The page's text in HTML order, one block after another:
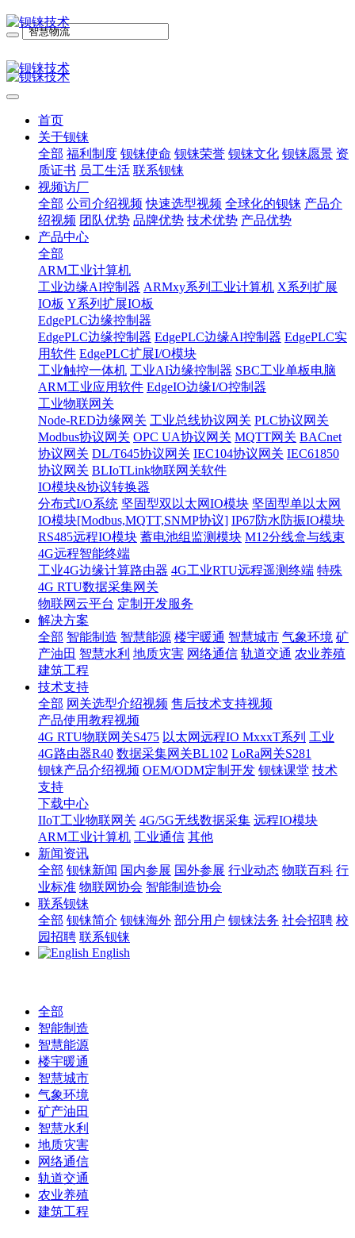
首页
关于钡铼
全部 福利制度 钡铼使命 钡铼荣誉 钡铼文化 钡铼愿景 资
质证书 员工生活 联系钡铼
视频访厂
全部 公司介绍视频 快速选型视频 全球化的钡铼 产品介
绍视频 团队优势 品牌优势 技术优势 产品优势
产品中心
全部
ARM工业计算机
工业边缘AI控制器 ARMxy系列工业计算机 X系列扩展
IO板 Y系列扩展IO板
EdgePLC边缘控制器
EdgePLC边缘控制器 EdgePLC边缘AI控制器 EdgePLC实
用软件 EdgePLC扩展I/O模块
工业触控一体机 工业AI边缘控制器 SBC工业单板电脑
ARM工业应用软件 EdgeIO边缘I/O控制器
工业物联网关
Node-RED边缘网关 工业总线协议网关 PLC协议网关
Modbus协议网关 OPC UA协议网关 MQTT网关 BACnet
协议网关 DL/T645协议网关 IEC104协议网关 IEC61850
协议网关 BLIoTLink物联网关软件
IO模块&协议转换器
分布式I/O系统 坚固型双以太网IO模块 坚固型单以太网
IO模块[Modbus,MQTT,SNMP协议] IP67防水防振IO模块
RS485远程IO模块 蓄电池组监测模块 M12分线盒与线束
4G远程智能终端
工业4G边缘计算路由器 4G工业RTU远程遥测终端 特殊
4G RTU数据采集网关
物联网云平台 定制开发服务
解决方案
全部 智能制造 智慧能源 楼宇暖通 智慧城市 气象环境 矿
产油田 智慧水利 地质灾害 网络通信 轨道交通 农业养殖
建筑工程
技术支持
全部 网关选型介绍视频 售后技术支持视频
产品使用教程视频
4G RTU物联网关S475 以太网远程IO MxxxT系列 工业
4G路由器R40 数据采集网关BL102 LoRa网关S281
钡铼产品介绍视频 OEM/ODM定制开发 钡铼课堂 技术
支持
下载中心
IIoT工业物联网关 4G/5G无线数据采集 远程IO模块
ARM工业计算机 工业通信 其他
新闻资讯
全部 钡铼新闻 国内参展 国外参展 行业动态 物联百科 行
业标准 物联网协会 智能制造协会
联系钡铼
全部 钡铼简介 钡铼海外 部分用户 钡铼法务 社会招聘 校
园招聘 联系钡铼
English
全部
智能制造
智慧能源
楼宇暖通
智慧城市
气象环境
矿产油田
智慧水利
地质灾害
网络通信
轨道交通
农业养殖
建筑工程